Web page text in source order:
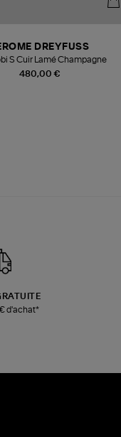
480,00 €
DREYFUSS
S Cuir Lamé Champagne
d'achat*